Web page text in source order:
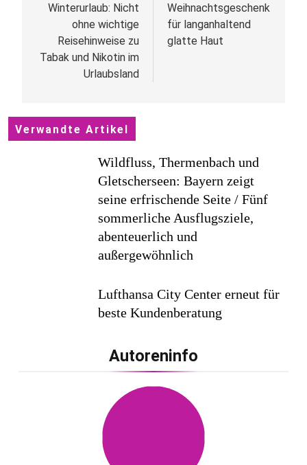
Winterurlaub: Nicht
ohne wichtige
Reisehinweise zu
Tabak und Nikotin im
Urlaubsland
Weihnachtsgeschenk
für langanhaltend
glatte Haut
Verwandte Artikel
Wildfluss, Thermenbach und
Gletscherseen: Bayern zeigt
seine erfrischende Seite / Fünf
sommerliche Ausflugsziele,
abenteuerlich und
außergewöhnlich
Lufthansa City Center erneut für
beste Kundenberatung
Studie sieht LCC zum siebten
Mal in Folge vorn
Cool down am Hintertuxer
Gletscher
Autoreninfo